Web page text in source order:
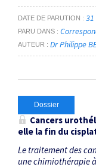
DATE DE PARUTION
PARU DANS
AUTEUR Dr Philippe
Dossier
Cancers
elle la fin du
Le traitement des
une chimiothérapie